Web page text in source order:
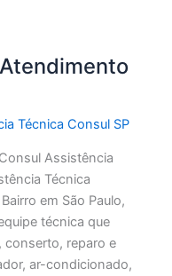
Técnica Consul SP
Assistência
Técnica
em São Paulo,
técnica que
conserto, reparo e
ar-condicionado,